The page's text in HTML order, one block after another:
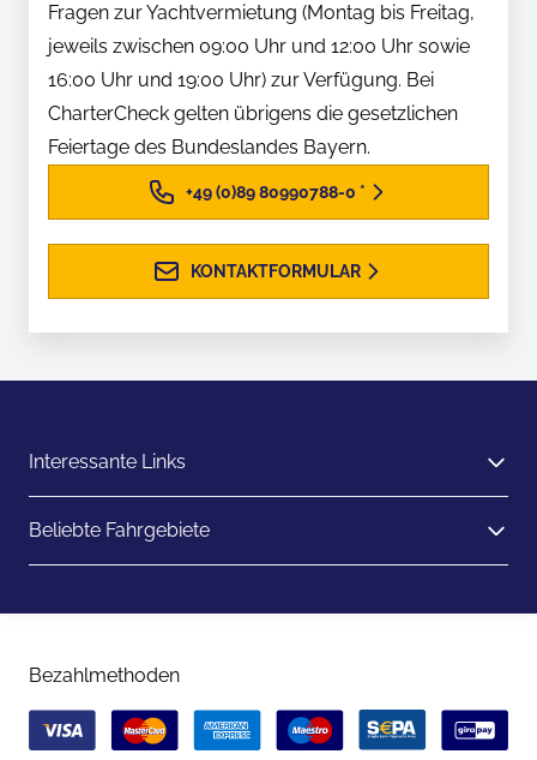
Fragen zur Yachtvermietung (Montag bis Freitag,
jeweils zwischen 09:00 Uhr und 12:00 Uhr sowie
16:00 Uhr und 19:00 Uhr) zur Verfügung. Bei
CharterCheck gelten übrigens die gesetzlichen
Feiertage des Bundeslandes Bayern.
+49 (0)89 80990788-0 *
KONTAKTFORMULAR
Interessante Links
Beliebte Fahrgebiete
Bezahlmethoden